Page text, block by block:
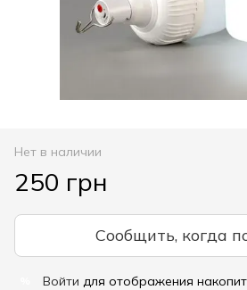
Нет в наличии
250 грн
Сообщить, когда
Войти для отображения